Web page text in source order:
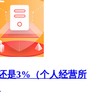
是3%（个人经营所